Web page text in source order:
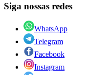
Siga nossas redes
WhatsApp
Telegram
Facebook
Instagram